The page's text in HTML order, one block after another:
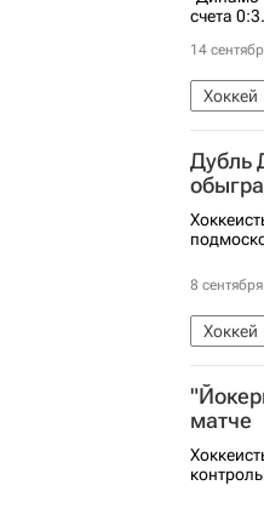
счета 0:3.
14
Хоккей
Дубль
8
Хоккей
матче